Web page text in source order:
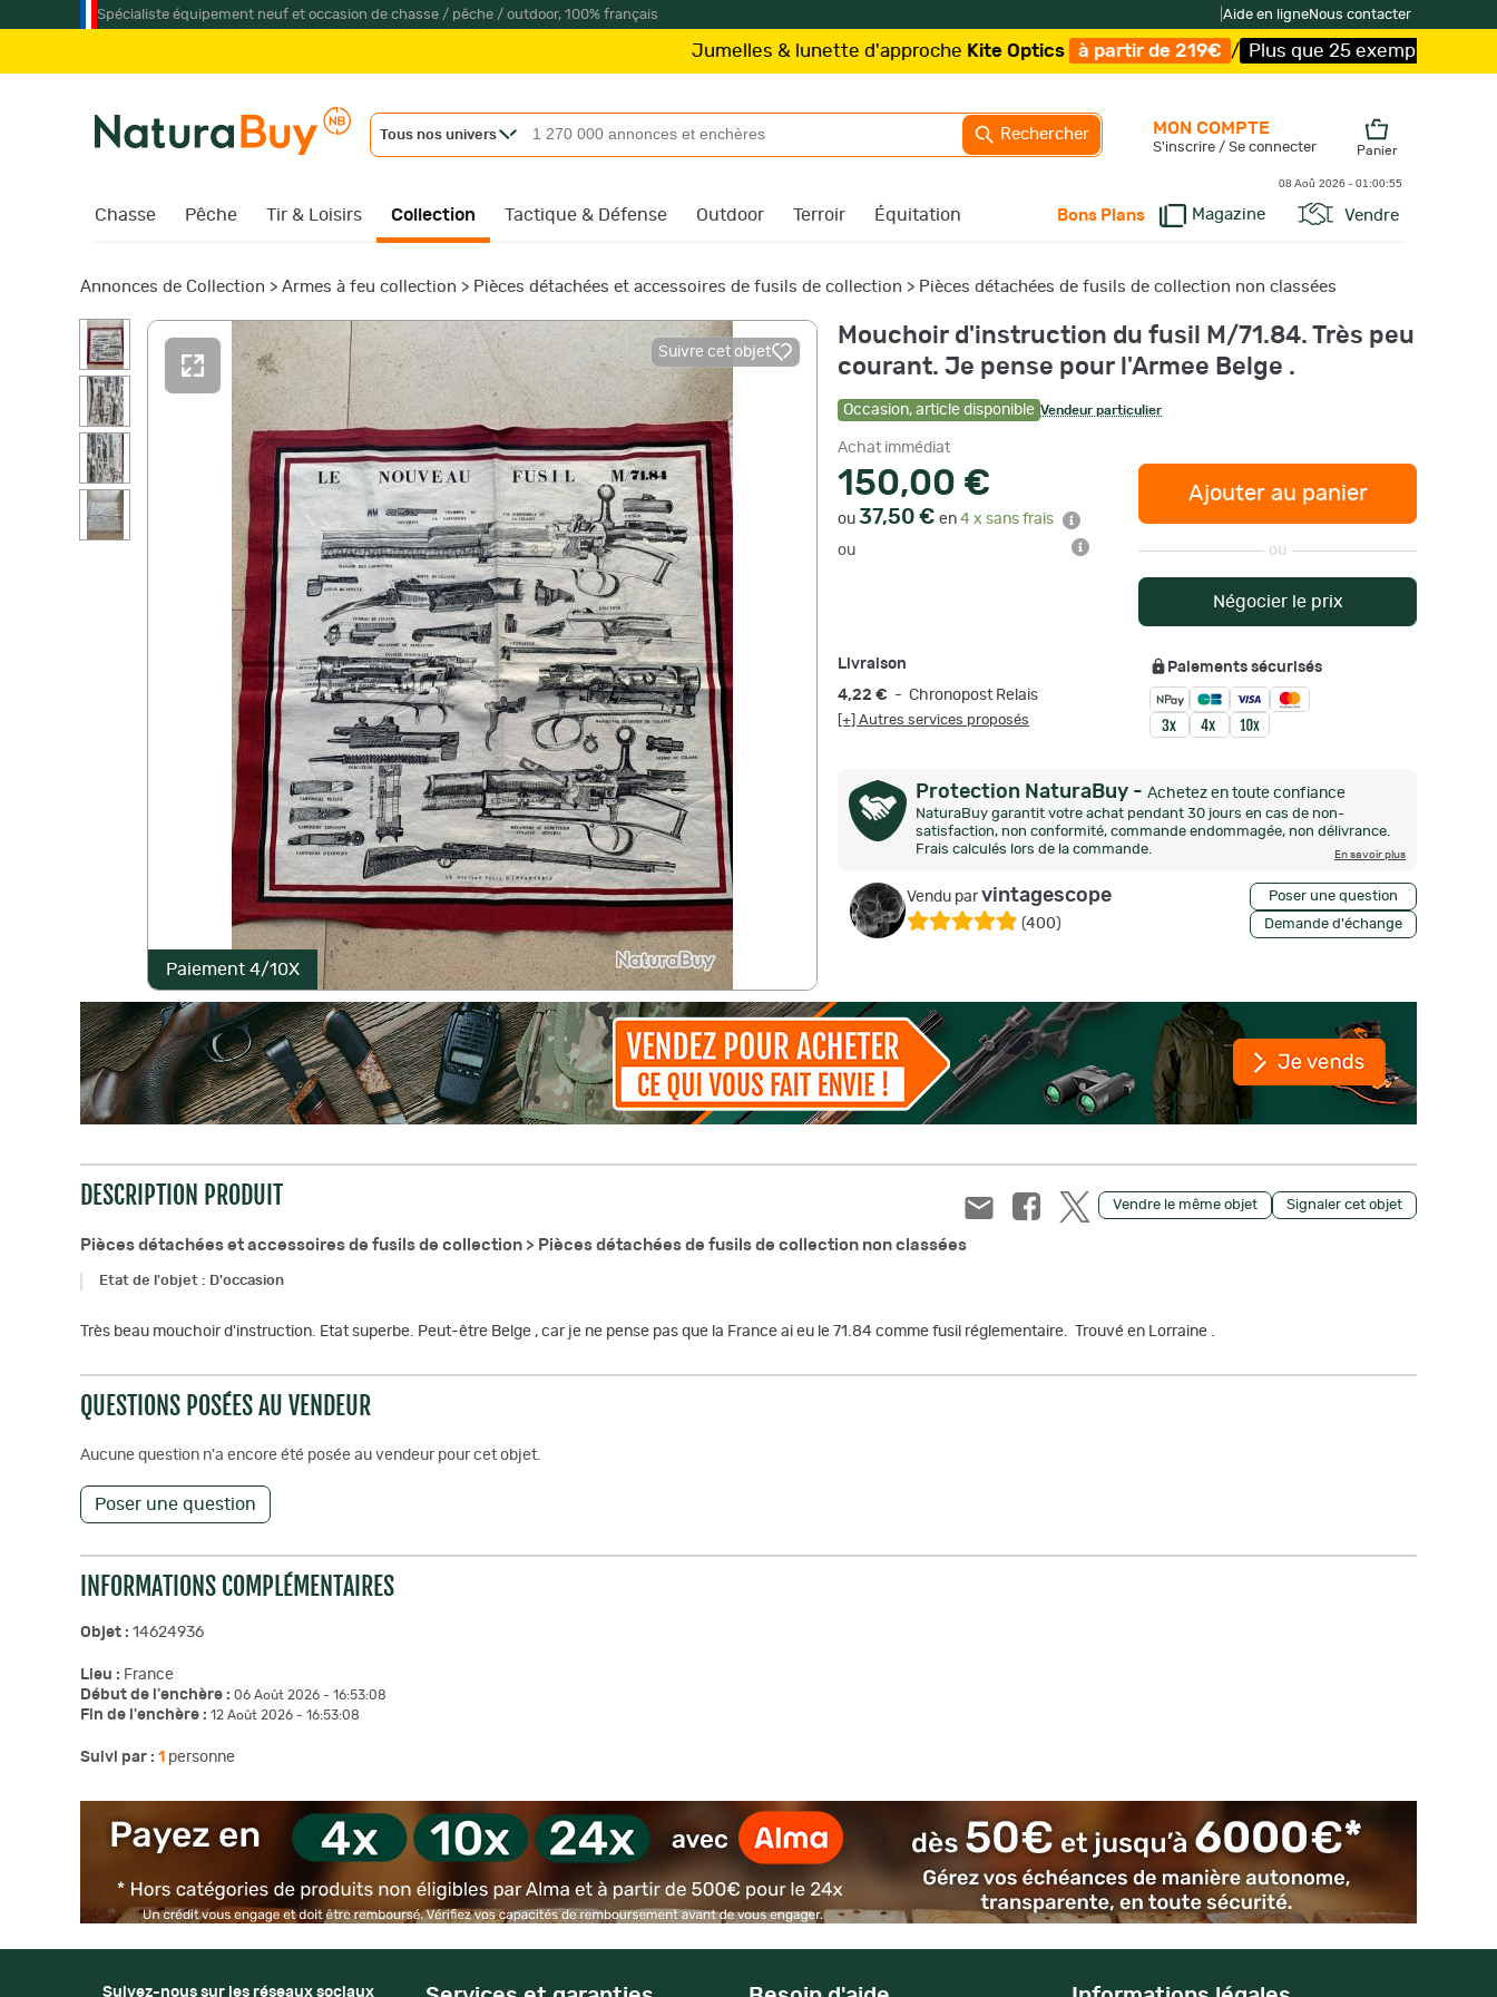
Spécialiste équipement neuf et occasion de chasse / pêche / outdoor, 100% français Aide en ligneNous contacter
Jumelles & lunette d'approcheKite Optics à partir de 219€ / Plus que 25 exemplaires ! /Livraison
Tous nos univers Rechercher
Chasse Pêche Tir & Loisirs Collection Tactique & Défense Outdoor Terroir Équitation Bons Plans Magazine Vendre
MON COMPTE
S'inscrire / Se connecter Panier
08 Aoû 2026 - 01:00:56
Annonces de Collection > Armes à feu collection > Pièces détachées et accessoires de fusils de collection > Pièces détachées de fusils de collection non classées
Paiement 4/10X
Suivre cet objet
Mouchoir d'instruction du fusil M/71.84. Très peu
courant. Je pense pour l'Armee Belge .
Occasion, article disponible Vendeur particulier
Achat immédiat
150,00 €
ou 37,50 € en 4 x sans frais
ou
Ajouter au panier
ou
Négocier le prix
Livraison
4,22 € - Chronopost Relais
[+] Autres services proposés
Paiements sécurisés
Protection NaturaBuy - Achetez en toute confiance
NaturaBuy garantit votre achat pendant 30 jours en cas de non-
satisfaction, non conformité, commande endommagée, non délivrance.
Frais calculés lors de la commande.
En savoir plus
Vendu parvintagescope
(400) Demande d'échange
Poser une question
Vendre le même objet Signaler cet objet
DESCRIPTION PRODUIT
Pièces détachées et accessoires de fusils de collection > Pièces détachées de fusils de collection non classées
Etat de l'objet : D'occasion
Très beau mouchoir d'instruction. Etat superbe. Peut-être Belge , car je ne pense pas que la France ai eu le 71.84 comme fusil réglementaire. Trouvé en Lorraine .
QUESTIONS POSÉES AU VENDEUR
Aucune question n'a encore été posée au vendeur pour cet objet.
Poser une question
INFORMATIONS COMPLÉMENTAIRES
Objet : 14624936
Lieu : France
Début de l'enchère : 06 Août 2026 - 16:53:08
Fin de l'enchère : 12 Août 2026 - 16:53:08
Suivi par : 1 personne
Suivez-nous sur les réseaux sociaux